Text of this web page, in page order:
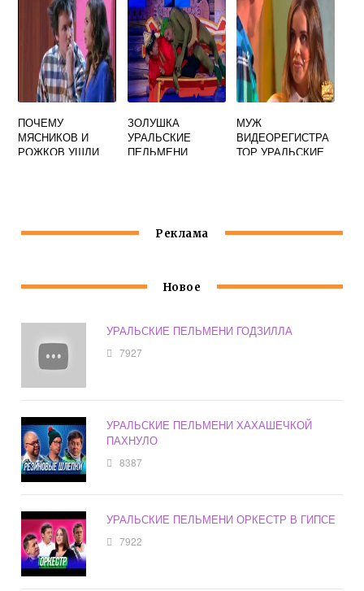
ПОЧЕМУ
МЯСНИКОВ И
РОЖКОВ УШЛИ
ЗОЛУШКА
УРАЛЬСКИЕ
ПЕЛЬМЕНИ
МУЖ
ВИДЕОРЕГИСТРА
ТОР УРАЛЬСКИЕ
Реклама
Новое
УРАЛЬСКИЕ ПЕЛЬМЕНИ ГОДЗИЛЛА
7927
УРАЛЬСКИЕ ПЕЛЬМЕНИ ХАХАШЕЧКОЙ
ПАХНУЛО
8387
УРАЛЬСКИЕ ПЕЛЬМЕНИ ОРКЕСТР В ГИПСЕ
7922